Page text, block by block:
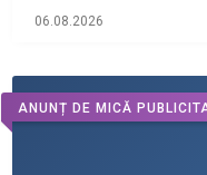
06.08.2026
ANUNȚ DE MICĂ